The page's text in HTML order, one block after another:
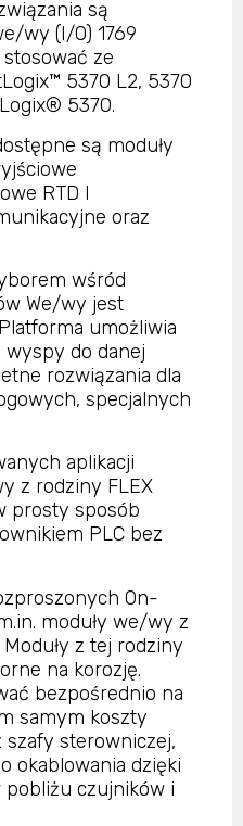
są
wy (I/O) 1769
ze
5370 L2, 5370
5370.
są moduły
RTD I
oraz
wśród
We/wy jest
umożliwia
do danej
rozwiązania dla
specjalnych
aplikacji
z rodziny FLEX
prosty sposób
PLC bez
On-
moduły we/wy z
z tej rodziny
na korozję.
bezpośrednio na
samym koszty
szafy sterowniczej,
okablowania dzięki
czujników i